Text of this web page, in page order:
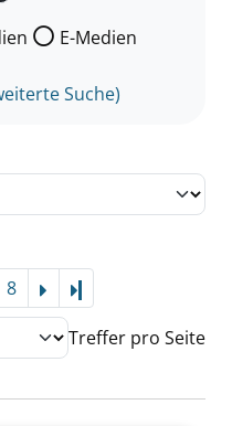
der Sie suchen wollen.
E-Medien
Suche)
8
Treffer pro Seite